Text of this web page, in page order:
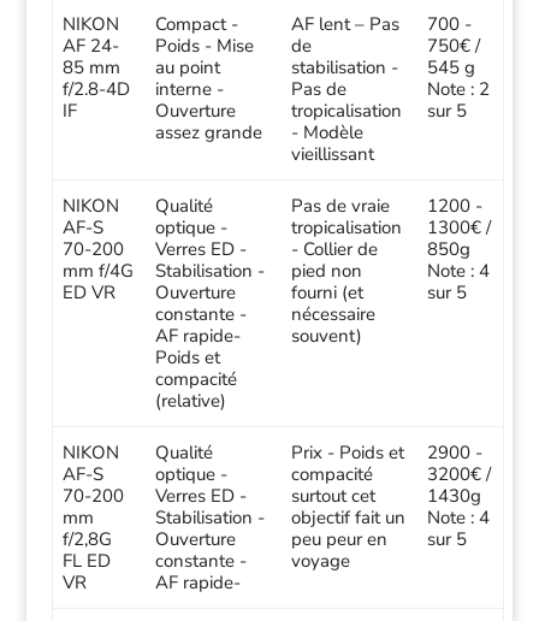
NIKON
AF 24-
85 mm
f/2.8-4D
IF
Compact -
Poids - Mise
au point
interne -
Ouverture
assez grande
AF lent – Pas
de
stabilisation -
Pas de
tropicalisation
- Modèle
vieillissant
700 -
750€ /
545 g
Note : 2
sur 5
NIKON
AF-S
70-200
mm f/4G
ED VR
Qualité
optique -
Verres ED -
Stabilisation -
Ouverture
constante -
AF rapide-
Poids et
compacité
(relative)
Pas de vraie
tropicalisation
- Collier de
pied non
fourni (et
nécessaire
souvent)
1200 -
1300€ /
850g
Note : 4
sur 5
NIKON
AF-S
70-200
mm
f/2,8G
FL ED
VR
Qualité
optique -
Verres ED -
Stabilisation -
Ouverture
constante -
AF rapide-
Prix - Poids et
compacité
surtout cet
objectif fait un
peu peur en
voyage
2900 -
3200€ /
1430g
Note : 4
sur 5